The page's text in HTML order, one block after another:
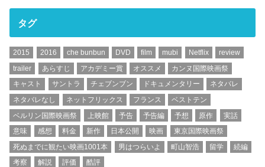
タグ
2015 2016 che bunbun DVD film mubi Netflix
review
trailer
あらすじ アカデミー賞 オススメ
カンヌ国際映画祭
キャスト
サントラ チェブンブン ドキュメンタリー
ネタバレ
ネタバレなし
ネットフリックス フランス
ベストテン
ベルリン国際映画祭
上映館 予告 予告編 予想 原作
実話
意味
感想 料金 新作 日本公開 映画
東京国際映画祭
死ぬまでに観たい映画1001本
男はつらいよ 町山智浩 留学
続編
考察
解説 評価 酷評